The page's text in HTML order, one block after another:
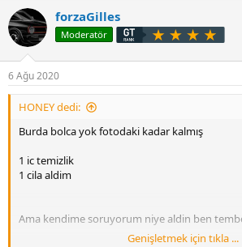
forzaGilles
Moderatör
6 Ağu 2020
HONEY dedi:
Burda bolca yok fotodaki kadar kalmış
1 ic temizlik
1 cila aldim
Ama kendime soruyorum niye aldin ben
Genişletmek için tıkla ...